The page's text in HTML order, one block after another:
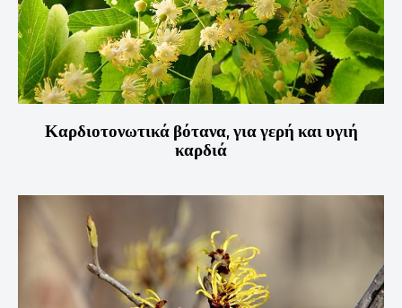
Καρδιοτονωτικά βότανα, για γερή και υγιή
καρδιά